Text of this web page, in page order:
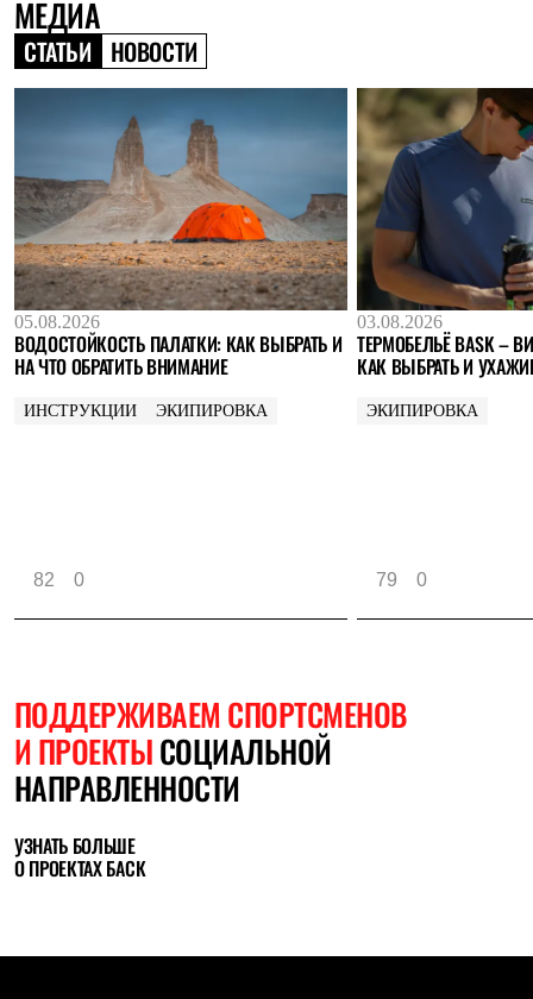
Где купить
МЕДИА
СТАТЬИ НОВОСТИ
05.08.2026
ВОДОСТОЙКОСТЬ ПАЛАТКИ: КАК ВЫБРАТЬ И
НА ЧТО ОБРАТИТЬ ВНИМАНИЕ
ИНСТРУКЦИИ ЭКИПИРОВКА
82 0
03.08.2026
ТЕРМОБЕЛЬЁ BASK –
КАК ВЫБРАТЬ И
ЭКИПИРОВКА
79 0
ПОДДЕРЖИВАЕМ СПОРТСМЕНОВ
И ПРОЕКТЫСОЦИАЛЬНОЙ
НАПРАВЛЕННОСТИ
УЗНАТЬ БОЛЬШЕ
О ПРОЕКТАХ БАСК